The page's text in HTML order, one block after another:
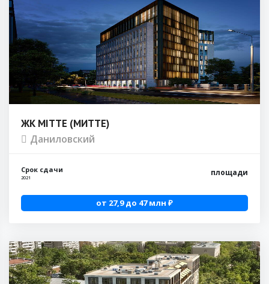
ЖК MITTE (МИТТЕ)
Даниловский
Срок сдачи
2021
площади
от 27,9 до 47 млн ₽